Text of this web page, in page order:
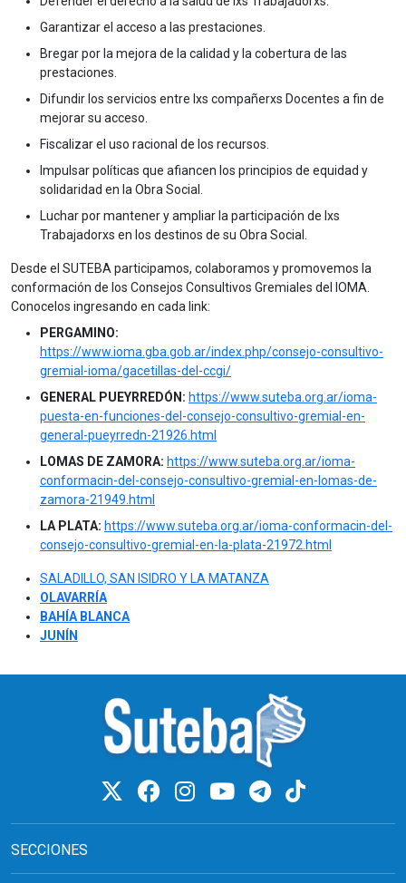
Garantizar el acceso a las prestaciones.
Bregar por la mejora de la calidad y la cobertura de las
prestaciones.
Difundir los servicios entre lxs compañerxs Docentes a fin de
mejorar su acceso.
Fiscalizar el uso racional de los recursos.
Impulsar políticas que afiancen los principios de equidad y
solidaridad en la Obra Social.
Luchar por mantener y ampliar la participación de lxs
Trabajadorxs en los destinos de su Obra Social.
Desde el SUTEBA participamos, colaboramos y promovemos la
conformación de los Consejos Consultivos Gremiales del IOMA.
Conocelos ingresando en cada link:
PERGAMINO:
https://www.ioma.gba.gob.ar/index.php/consejo-consultivo-
gremial-ioma/gacetillas-del-ccgi/
GENERAL PUEYRREDÓN: https://www.suteba.org.ar/ioma-
puesta-en-funciones-del-consejo-consultivo-gremial-en-
general-pueyrredn-21926.html
LOMAS DE ZAMORA: https://www.suteba.org.ar/ioma-
conformacin-del-consejo-consultivo-gremial-en-lomas-de-
zamora-21949.html
LA PLATA: https://www.suteba.org.ar/ioma-conformacin-del-
consejo-consultivo-gremial-en-la-plata-21972.html
SALADILLO, SAN ISIDRO Y LA MATANZA
OLAVARRÍA
BAHÍA BLANCA
JUNÍN
SECCIONES